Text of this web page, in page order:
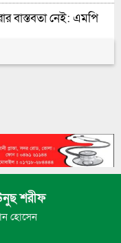
বাস্তবতা নেই: এমপি
ভোলার গুরুত্বপূর্ণ অফিসের
মনপুরা-তজুমদ্দিনের
গাছ পড়ে ইন্টারনেট
শরীফ
হোসেন